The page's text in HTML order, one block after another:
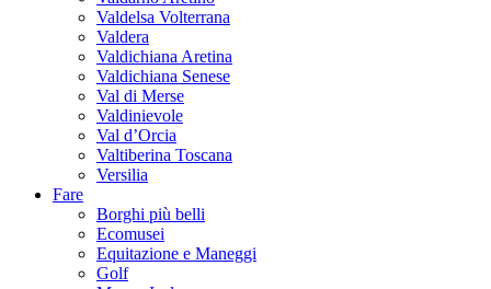
Valdelsa Volterrana
Valdera
Valdichiana Aretina
Valdichiana Senese
Val di Merse
Valdinievole
Val d’Orcia
Valtiberina Toscana
Versilia
Fare
Borghi più belli
Ecomusei
Equitazione e Maneggi
Golf